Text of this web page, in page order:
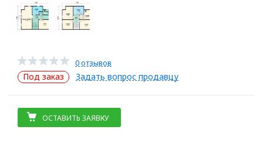
0 отзывов
Под заказ Задать вопрос продавцу
ОСТАВИТЬ ЗАЯВКУ